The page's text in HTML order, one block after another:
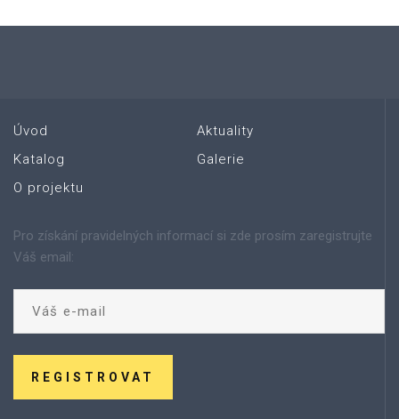
Úvod
Katalog
O projektu
Aktuality
Galerie
Pro získání pravidelných informací si zde prosím zaregistrujte
Váš email:
REGISTROVAT